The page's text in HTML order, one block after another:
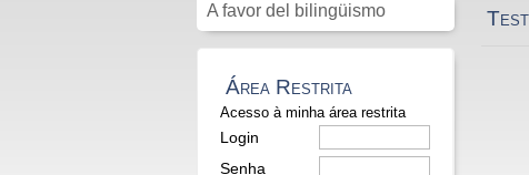
A favor del bilingüismo
Área Restrita
Acesso à minha área restrita
Login
Senha